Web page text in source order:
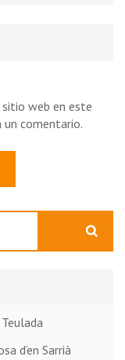
web en este
un comentario.
d’en Sarrià